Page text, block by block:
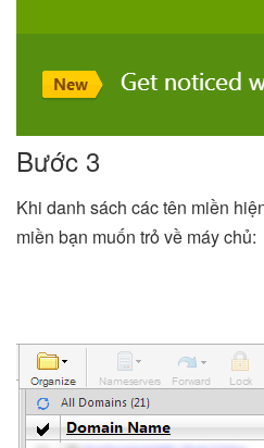
Bước 3
Khi danh sách các tên miền
miền bạn muốn trỏ về máy chủ: